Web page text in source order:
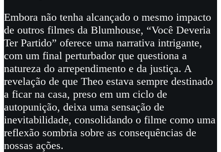
Embora não tenha alcançado o mesmo impacto
de outros filmes da Blumhouse, “Você Deveria
Ter Partido” oferece uma narrativa intrigante,
com um final perturbador que questiona a
natureza do arrependimento e da justiça. A
revelação de que Theo estava sempre destinado
a ficar na casa, preso em um ciclo de
autopunição, deixa uma sensação de
inevitabilidade, consolidando o filme como uma
reflexão sombria sobre as consequências de
nossas ações.